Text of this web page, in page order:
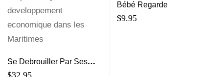
Se Debrouiller Par Ses
Propres Moyens: Le
$32.95
Bébé Regarde
$9.95